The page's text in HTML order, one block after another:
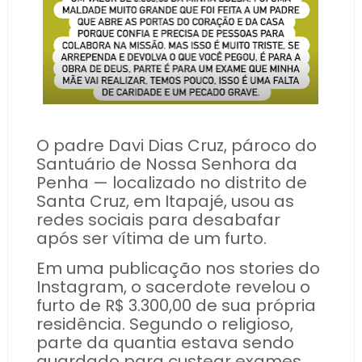
O padre Davi Dias Cruz, pároco do
Santuário de Nossa Senhora da
Penha — localizado no distrito de
Santa Cruz, em Itapajé, usou as
redes sociais para desabafar
após ser vítima de um furto.
Em uma publicação nos stories do
Instagram, o sacerdote revelou o
furto de R$ 3.300,00 de sua própria
residência. Segundo o religioso,
parte da quantia estava sendo